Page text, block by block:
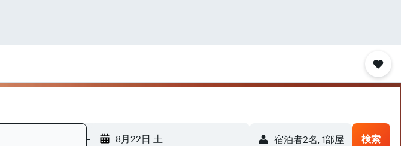
- 8月22日 土 宿泊者2名, 1​部屋 検索